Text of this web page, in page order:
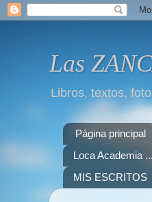
Las
Libros, textos,
Página principal
Loca Academia ...
MIS ESCRITOS